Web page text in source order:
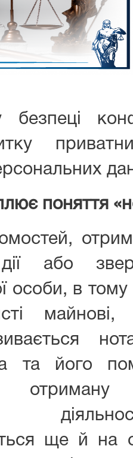
безпеці
поняття
дії або
особи, в
та його
ще й на